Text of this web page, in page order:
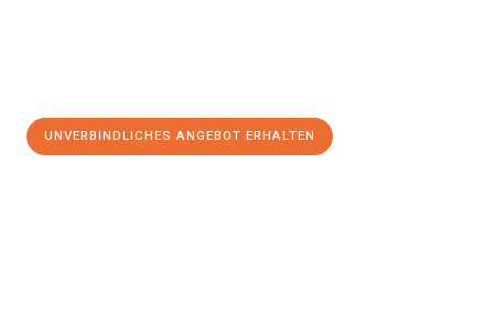
UNVERBINDLICHES ANGEBOT ERHALTEN